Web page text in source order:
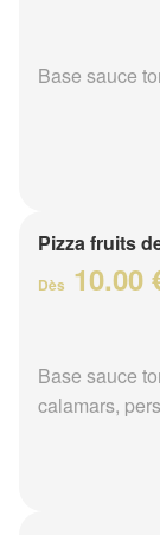
Base sauce
Pizza fruits
Dès 10.00
Base sauce
calamars,